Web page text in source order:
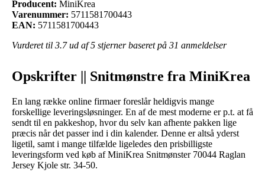
Producent: MiniKrea
Varenummer: 5711581700443
EAN: 5711581700443
Vurderet til 3.7ud af 5 stjerner baseret på 31 anmeldelser
Opskrifter || Snitmønstre fra MiniKrea
En lang række online firmaer foreslår heldigvis mange
forskellige leveringsløsninger. En af de mest moderne er p.t. at få
sendt til en pakkeshop, hvor du selv kan afhente pakken lige
præcis når det passer ind i din kalender. Denne er altså yderst
ligetil, samt i mange tilfælde ligeledes den prisbilligste
leveringsform ved køb af MiniKrea Snitmønster 70044 Raglan
Jersey Kjole str. 34-50.